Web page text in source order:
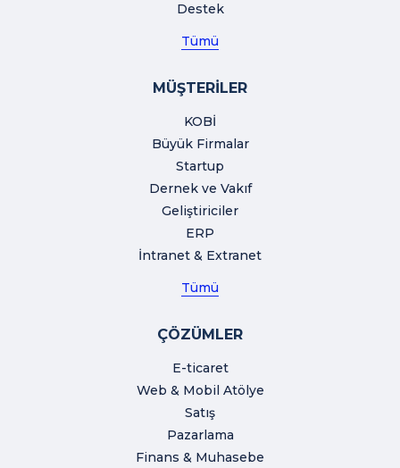
Destek
Tümü
MÜŞTERİLER
KOBİ
Büyük Firmalar
Startup
Dernek ve Vakıf
Geliştiriciler
ERP
İntranet & Extranet
Tümü
ÇÖZÜMLER
E-ticaret
Web & Mobil Atölye
Satış
Pazarlama
Finans & Muhasebe